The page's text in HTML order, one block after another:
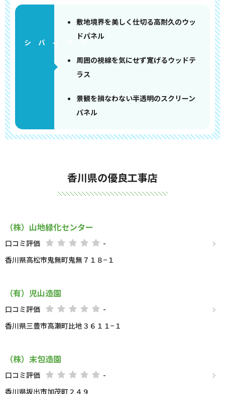
敷地境界を美しく仕切る高耐久のウッ
ドパネル
周囲の視線を気にせず寛げるウッドテ
ラス
景観を損なわない半透明のスクリーン
パネル
香川県の優良工事店
（株）山地緑化センター
口コミ評価
-
香川県高松市鬼無町鬼無７１８−１
（有）児山造園
口コミ評価
-
香川県三豊市高瀬町比地３６１１−１
（株）末包造園
口コミ評価
-
香川県坂出市加茂町２４９